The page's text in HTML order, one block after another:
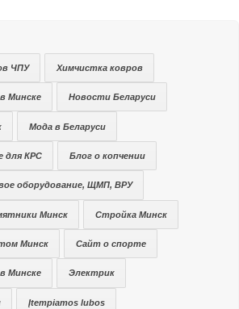
ЧПУ Химчистка ковров
Минске Новости Беларуси
Мода в Беларуси
для КРС Блог о копчении
оборудование, ЩМП, ВРУ
Минск Стройка Минск
Минск Сайт о спорте
Минске Электрик
Įtempiamos lubos